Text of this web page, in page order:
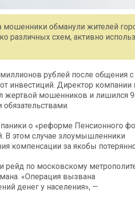
мошенники обманули жителей
различных схем, активно
рублей после общения с
инвестиций. Директор компании
жертвой мошенников и лишился 9
о «реформе Пенсионного
В этом случае злоумышленники
компенсации за якобы
по московскому
«Операция вызвана
денег у населения», —